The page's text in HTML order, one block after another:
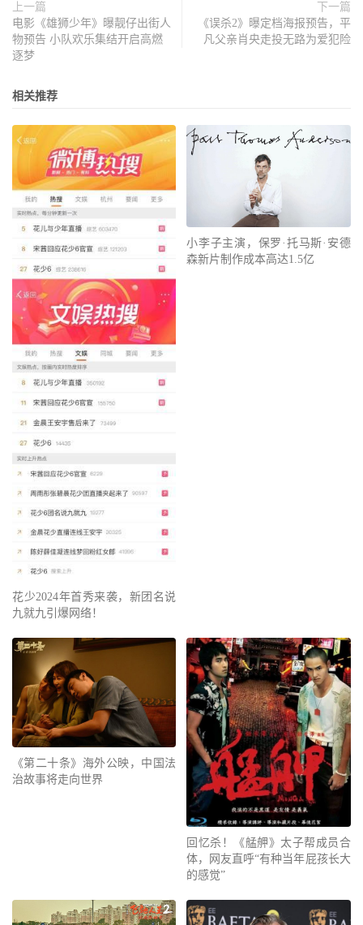
上一篇
电影《雄狮少年》曝靓仔出街人
物预告 小队欢乐集结开启高燃
逐梦
下一篇
《误杀2》曝定档海报预告，平
凡父亲肖央走投无路为爱犯险
相关推荐
花少2024年首秀来袭，新团名说
九就九引爆网络！
小李子主演，保罗·托马斯·安德
森新片制作成本高达1.5亿
《第二十条》海外公映，中国法
治故事将走向世界
回忆杀！《艋舺》太子帮成员合
体，网友直呼“有种当年屁孩长大
的感觉”